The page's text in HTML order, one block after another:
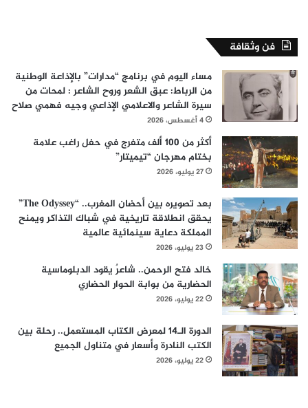
فن وثقافة
مساء اليوم في برنامج “مدارات” بالإذاعة الوطنية
من الرباط: عبق الشعر وروح الشاعر : لمحات من
سيرة الشاعر والاعلامي الإذاعي وجيه فهمي صلاح
4 أغسطس، 2026
أكثر من 100 ألف متفرج في حفل راغب علامة
بختام مهرجان “تيميتار”
27 يوليو، 2026
بعد تصويره بين أحضان المغرب.. “The Odyssey”
يحقق انطلاقة تاريخية في شباك التذاكر ويمنح
المملكة دعاية سينمائية عالمية
23 يوليو، 2026
خالد فتح الرحمن.. شاعرٌ يقود الدبلوماسية
الحضارية من بوابة الحوار الحضاري
22 يوليو، 2026
الدورة الـ14 لمعرض الكتاب المستعمل.. رحلة بين
الكتب النادرة وأسعار في متناول الجميع
22 يوليو، 2026